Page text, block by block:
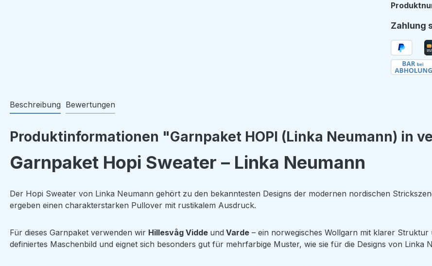
Zahlung
Beschreibung Bewertungen
Produktinformationen "Garnpaket HOPI (Linka Neumann) in
Garnpaket Hopi Sweater – Linka Neumann
Der Hopi Sweater von Linka Neumann gehört zu den bekanntesten Designs der modernen nordischen
ergeben einen charakterstarken Pullover mit rustikalem Ausdruck.
Für dieses Garnpaket verwenden wir Hillesvåg Vidde und Varde – ein norwegisches Wollgarn mit klarer
definiertes Maschenbild und eignet sich besonders gut für mehrfarbige Muster, wie sie für die Designs von Linka